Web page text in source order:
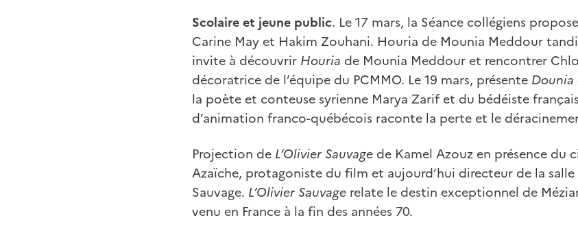
Scolaire et jeune public. Le 17 mars, la Séance collégiens propose
Carine May et Hakim Zouhani. Houria de Mounia Meddour
invite à découvrir Houria de Mounia Meddour et rencontrer
décoratrice de l’équipe du PCMMO. Le 19 mars, présente Dounia
la poète et conteuse syrienne Marya Zarif et du bédéiste
d’animation franco-québécois raconte la perte et le
Projection de L’Olivier Sauvage de Kamel Azouz en présence du
Azaïche, protagoniste du film et aujourd’hui directeur de la
Sauvage. L’Olivier Sauvage relate le destin exceptionnel de
venu en France à la fin des années 70.